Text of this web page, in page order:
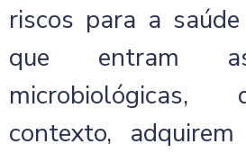
riscos para a
que entram
contexto,